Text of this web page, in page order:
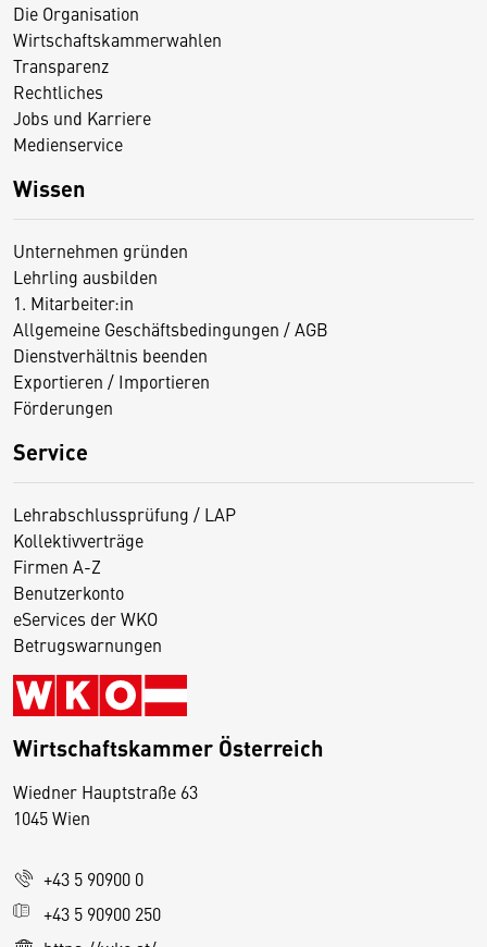
Die Organisation
Wirtschaftskammerwahlen
Transparenz
Rechtliches
Jobs und Karriere
Medienservice
Wissen
Unternehmen gründen
Lehrling ausbilden
1. Mitarbeiter:in
Allgemeine Geschäftsbedingungen / AGB
Dienstverhältnis beenden
Exportieren / Importieren
Förderungen
Service
Lehrabschlussprüfung / LAP
Kollektivverträge
Firmen A-Z
Benutzerkonto
eServices der WKO
Betrugswarnungen
Wirtschaftskammer Österreich
Wiedner Hauptstraße 63
1045 Wien
+43 5 90900 0
+43 5 90900 250
D
s
e